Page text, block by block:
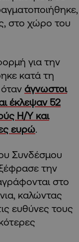
στο χώρο του
για την
κατά τη
άγνωστοι
έκλεψαν 52
Η/Υ και
ευρώ.
Συνδέσμου
την
στο
καλώντας
ευθύνες τους